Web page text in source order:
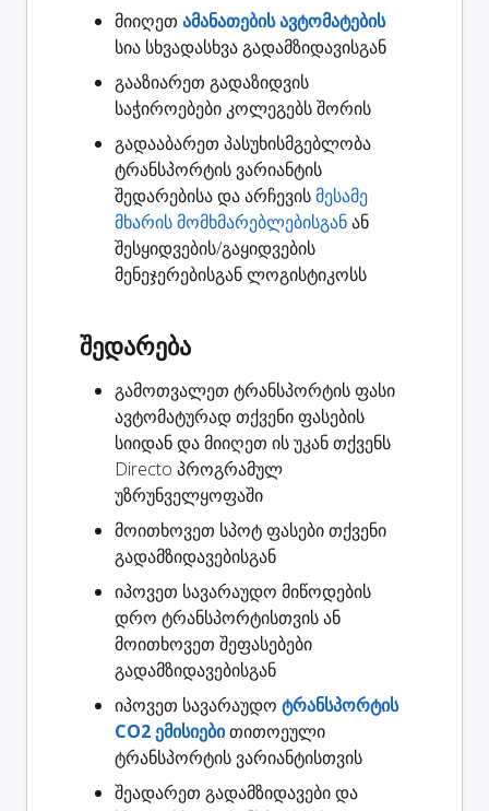
მიიღეთ ამანათების ავტომატების
სია სხვადასხვა გადამზიდავისგან
გააზიარეთ გადაზიდვის
საჭიროებები კოლეგებს შორის
გადააბარეთ პასუხისმგებლობა
ტრანსპორტის ვარიანტის
შედარებისა და არჩევისმესამე
მხარის მომხმარებლებისგანან
შესყიდვების/გაყიდვების
მენეჯერებისგან ლოგისტიკოსს
შედარება
გამოთვალეთ ტრანსპორტის ფასი
ავტომატურად თქვენი ფასების
სიიდან და მიიღეთ ის უკან თქვენს
Directo პროგრამულ
უზრუნველყოფაში
მოითხოვეთ სპოტ ფასებითქვენი
გადამზიდავებისგან
იპოვეთ სავარაუდო მიწოდების
დრო ტრანსპორტისთვის ან
მოითხოვეთ შეფასებები
გადამზიდავებისგან
იპოვეთ სავარაუდო ტრანსპორტის
CO2 ემისიებითითოეული
ტრანსპორტის ვარიანტისთვის
შეადარეთ გადამზიდავებიდა